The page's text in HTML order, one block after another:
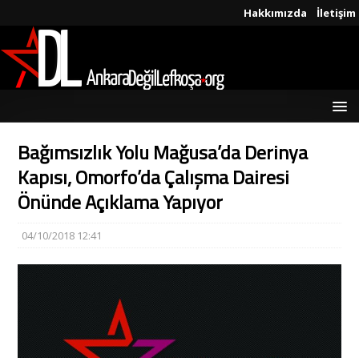
Hakkımızda İletişim
Bağımsızlık Yolu Mağusa’da Derinya
Kapısı, Omorfo’da Çalışma Dairesi
Önünde Açıklama Yapıyor
04/10/2018 12:41